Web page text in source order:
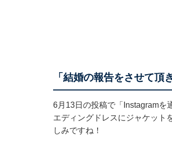
「結婚の報告をさせて頂
6月13日の投稿で「Instagramを
エディングドレスにジャケット
しみですね！